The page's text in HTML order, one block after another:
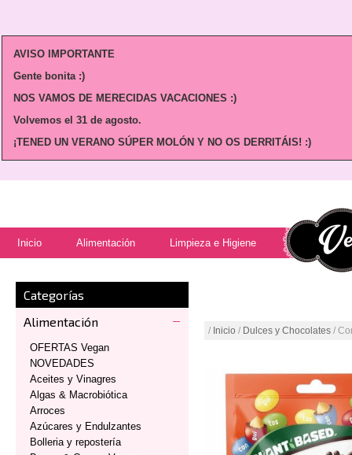
AVISO IMPORTANTE
Gente bonita :)
NOS VAMOS DE MERECIDAS VACACIONES :)
Volvemos el 31 de agosto.
¡TENED UN VERANO SÚPER MOLÓN Y NO OS DERRITÁIS! :)
Inicio Alimentación Limpieza e Higiene
Categorías
Alimentación
OFERTAS Vegan
NOVEDADES
Aceites y Vinagres
Algas & Macrobiótica
Arroces
Azúcares y Endulzantes
Bolleria y repostería
/ Inicio / Dulces y Chocolates /